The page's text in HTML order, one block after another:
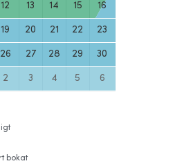
12 13 14 15 16
19 20 21 22 23
26 27 28 29 30
2 3 4 5 6
bokat